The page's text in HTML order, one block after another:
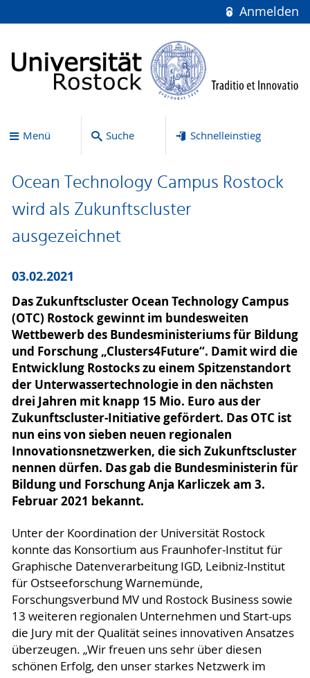
Anmelden
Menü Suche Schnelleinstieg
Ocean Technology Campus Rostock
wird als Zukunftscluster
ausgezeichnet
03.02.2021
Das Zukunftscluster Ocean Technology Campus
(OTC) Rostock gewinnt im bundesweiten
Wettbewerb des Bundesministeriums für Bildung
und Forschung „Clusters4Future“. Damit wird die
Entwicklung Rostocks zu einem Spitzenstandort
der Unterwassertechnologie in den nächsten
drei Jahren mit knapp 15 Mio. Euro aus der
Zukunftscluster-Initiative gefördert. Das OTC ist
nun eins von sieben neuen regionalen
Innovationsnetzwerken, die sich Zukunftscluster
nennen dürfen. Das gab die Bundesministerin für
Bildung und Forschung Anja Karliczek am 3.
Februar 2021 bekannt.
Unter der Koordination der Universität Rostock
konnte das Konsortium aus Fraunhofer-Institut für
Graphische Datenverarbeitung IGD, Leibniz-Institut
für Ostseeforschung Warnemünde,
Forschungsverbund MV und Rostock Business sowie
13 weiteren regionalen Unternehmen und Start-ups
die Jury mit der Qualität seines innovativen Ansatzes
überzeugen. „Wir freuen uns sehr über diesen
schönen Erfolg, den unser starkes Netzwerk im